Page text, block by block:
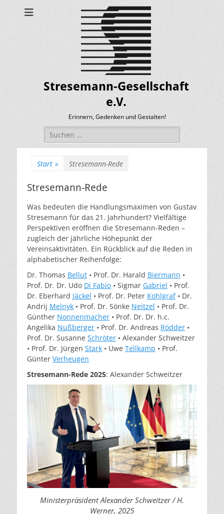
Stresemann-Gesellschaft
e.V.
Erinnern, Gedenken und Gestalten!
Suchen
nach:
Start » Stresemann-Rede
Stresemann-Rede
Was bedeuten die Handlungsmaximen von Gustav
Stresemann für das 21. Jahrhundert? Vielfältige
Perspektiven eröffnen die Stresemann-Reden –
zugleich der jährliche Höhepunkt der
Vereinsaktivitäten. Ein Rückblick auf die Reden in
alphabetischer Reihenfolge:
Dr. Thomas Bellut • Prof. Dr. Harald Biermann •
Prof. Dr. Dr. Udo Di Fabio • Sigmar Gabriel • Prof.
Dr. Eberhard Jäckel • Prof. Dr. Peter Kohlgraf• Dr.
Andrij Melnyk • Prof. Dr. Sönke Neitzel • Prof. Dr.
Günther Nonnenmacher • Prof. Dr. Dr. h.c.
Angelika Nußberger • Prof. Dr. Andreas Rödder •
Prof. Dr. Susanne Schröter • Alexander Schweitzer
• Prof. Dr. Jürgen Stark • Uwe Tellkamp • Prof.
Günter Verheugen
Stresemann-Rede 2025: Alexander Schweitzer
Ministerpräsident Alexander Schweitzer / H.
Werner, 2025